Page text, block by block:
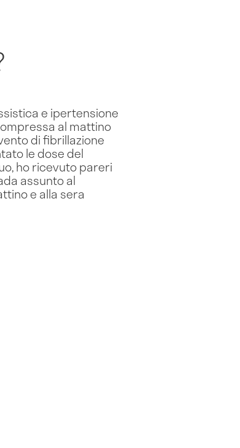
e ipertensione
al mattino
di fibrillazione
le dose del
ho ricevuto pareri
assunto al
e alla sera